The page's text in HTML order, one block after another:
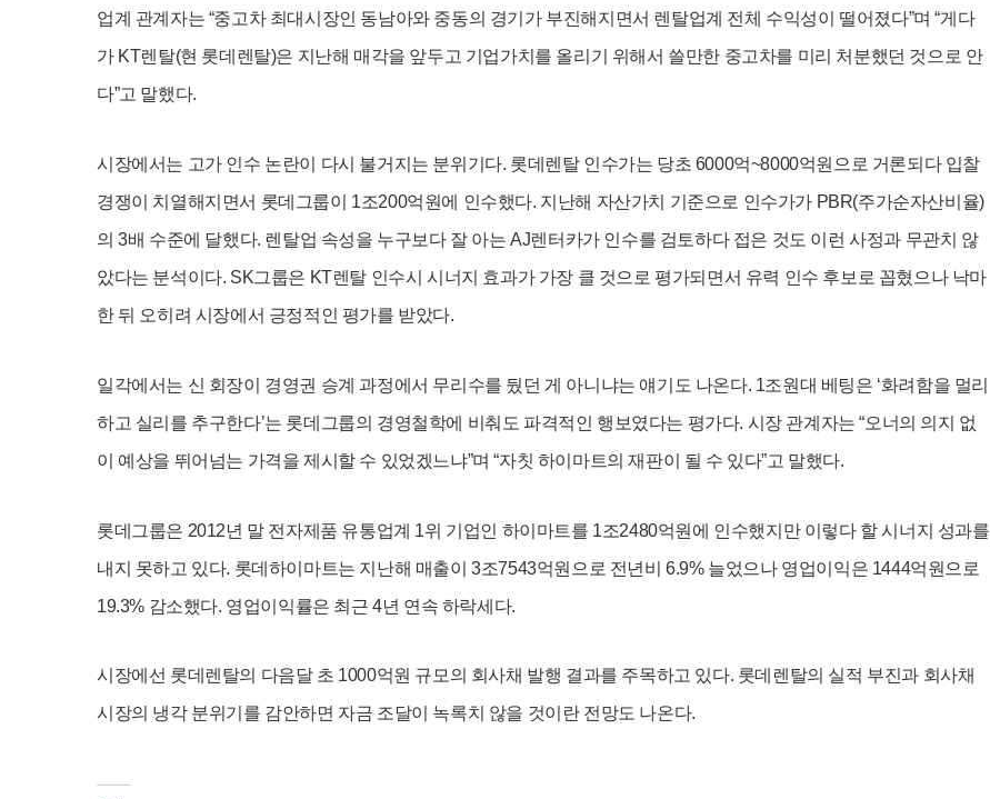
업계 관계자는 “중고차 최대시장인 동남아와 중동의 경기가 부진해지면서 렌탈업계 전체 수익성이 떨어졌다”며 “게다
가 KT렌탈(현 롯데렌탈)은 지난해 매각을 앞두고 기업가치를 올리기 위해서 쓸만한 중고차를 미리 처분했던 것으로 안
다”고 말했다.
시장에서는 고가 인수 논란이 다시 불거지는 분위기다. 롯데렌탈 인수가는 당초 6000억~8000억원으로 거론되다 입찰
경쟁이 치열해지면서 롯데그룹이 1조200억원에 인수했다. 지난해 자산가치 기준으로 인수가가 PBR(주가순자산비율)
의 3배 수준에 달했다. 렌탈업 속성을 누구보다 잘 아는 AJ렌터카가 인수를 검토하다 접은 것도 이런 사정과 무관치 않
았다는 분석이다. SK그룹은 KT렌탈 인수시 시너지 효과가 가장 클 것으로 평가되면서 유력 인수 후보로 꼽혔으나 낙마
한 뒤 오히려 시장에서 긍정적인 평가를 받았다.
일각에서는 신 회장이 경영권 승계 과정에서 무리수를 뒀던 게 아니냐는 얘기도 나온다. 1조원대 베팅은 ‘화려함을 멀리
하고 실리를 추구한다’는 롯데그룹의 경영철학에 비춰도 파격적인 행보였다는 평가다. 시장 관계자는 “오너의 의지 없
이 예상을 뛰어넘는 가격을 제시할 수 있었겠느냐”며 “자칫 하이마트의 재판이 될 수 있다”고 말했다.
롯데그룹은 2012년 말 전자제품 유통업계 1위 기업인 하이마트를 1조2480억원에 인수했지만 이렇다 할 시너지 성과를
내지 못하고 있다. 롯데하이마트는 지난해 매출이 3조7543억원으로 전년비 6.9% 늘었으나 영업이익은 1444억원으로
19.3% 감소했다. 영업이익률은 최근 4년 연속 하락세다.
시장에선 롯데렌탈의 다음달 초 1000억원 규모의 회사채 발행 결과를 주목하고 있다. 롯데렌탈의 실적 부진과 회사채
시장의 냉각 분위기를 감안하면 자금 조달이 녹록치 않을 것이란 전망도 나온다.